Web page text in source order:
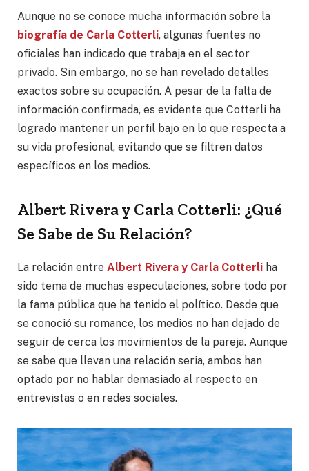
Aunque no se conoce mucha información sobre la
biografía de Carla Cotterli, algunas fuentes no
oficiales han indicado que trabaja en el sector
privado. Sin embargo, no se han revelado detalles
exactos sobre su ocupación. A pesar de la falta de
información confirmada, es evidente que Cotterli ha
logrado mantener un perfil bajo en lo que respecta a
su vida profesional, evitando que se filtren datos
específicos en los medios.
Albert Rivera y Carla Cotterli: ¿Qué
Se Sabe de Su Relación?
La relación entre Albert Rivera y Carla Cotterli ha
sido tema de muchas especulaciones, sobre todo por
la fama pública que ha tenido el político. Desde que
se conoció su romance, los medios no han dejado de
seguir de cerca los movimientos de la pareja. Aunque
se sabe que llevan una relación seria, ambos han
optado por no hablar demasiado al respecto en
entrevistas o en redes sociales.